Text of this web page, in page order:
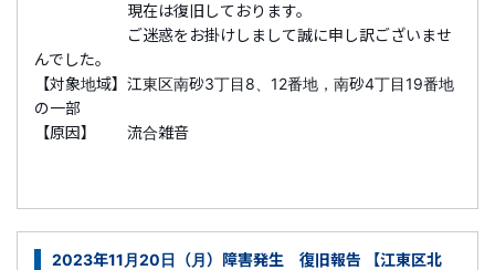
現在は復旧しております。
ご迷惑をお掛けしまして誠に申し訳ございませ
んでした。
【対象地域】江東区南砂3丁目8、12番地，南砂4丁目19番地
の一部
【原因】 流合雑音
2023年11月20日（月）障害発生 復旧報告 【江東区北